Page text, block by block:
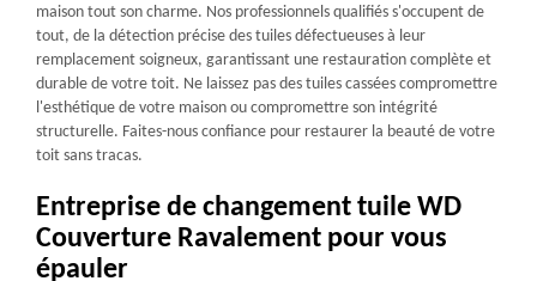
maison tout son charme. Nos professionnels qualifiés s'occupent de
tout, de la détection précise des tuiles défectueuses à leur
remplacement soigneux, garantissant une restauration complète et
durable de votre toit. Ne laissez pas des tuiles cassées compromettre
l'esthétique de votre maison ou compromettre son intégrité
structurelle. Faites-nous confiance pour restaurer la beauté de votre
toit sans tracas.
Entreprise de changement tuile WD
Couverture Ravalement pour vous
épauler